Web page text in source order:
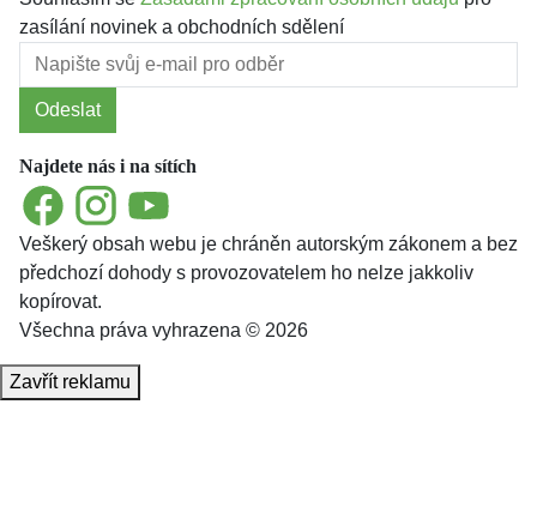
zasílání novinek a obchodních sdělení
Odeslat
Najdete nás i na sítích
FacebookInstagramYouTube
Veškerý obsah webu je chráněn autorským zákonem a bez
předchozí dohody s provozovatelem ho nelze jakkoliv
kopírovat.
Všechna práva vyhrazena © 2026
Zavřít reklamu